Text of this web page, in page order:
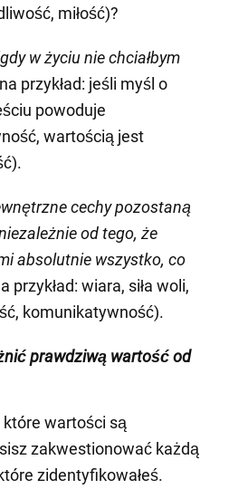
miłość)?
w życiu nie chciałbym
przykład: jeśli myśl o
powoduje
wartością jest
cechy pozostaną
od tego, że
absolutnie wszystko, co
przykład: wiara, siła woli,
komunikatywność).
prawdziwą wartość od
wartości są
zakwestionować każdą
zidentyfikowałeś.